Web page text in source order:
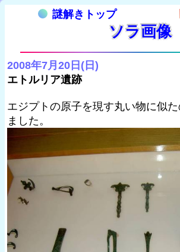
謎解きトップ
ソラ画像
2008年7月20日(日)
エトルリア遺跡
エジプトの原子を現す丸い物に似
ました。